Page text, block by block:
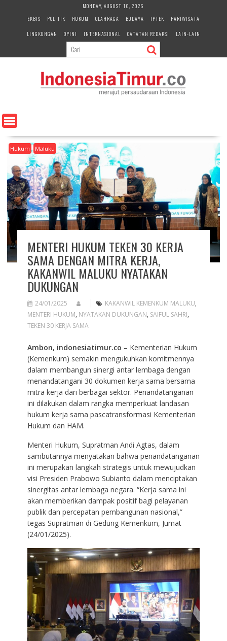
e
n
MONDAY, AUGUST 10, 2026
EKBIS
POLITIK HUKUM OLAHRAGA BUDAYA IPTEK
PARIWISATA
LINGKUNGAN
OPINI INTERNASIONAL CATATAN REDAKSI LAIN-LAIN
Hukum Maluku
MENTERI HUKUM TEKEN 30 KERJA
SAMA DENGAN MITRA KERJA,
KAKANWIL MALUKU NYATAKAN
DUKUNGAN
24/01/2025 KAKANWIL KEMENKUM MALUKU,
MENTERI HUKUM, NYATAKAN DUKUNGAN, SAIFUL SAHRI,
TEKEN 30 KERJA SAMA
Ambon, indonesiatimur.co – Kementerian Hukum
(Kemenkum) semakin mengukuhkan komitmennya
dalam membangun sinergi antar lembaga dengan
menandatangani 30 dokumen kerja sama bersama
mitra kerja dari berbagai sektor. Penandatanganan
ini dilakukan dalam rangka memperkuat landasan
hukum kerja sama pascatransformasi Kementerian
Hukum dan HAM.
Menteri Hukum, Supratman Andi Agtas, dalam
sambutannya menyatakan bahwa penandatanganan
ini merupakan langkah strategis untuk mewujudkan
visi Presiden Prabowo Subianto dalam menciptakan
sinergitas antar lembaga negara. “Kerja sama ini
akan memberikan dampak positif bagi pelayanan
publik dan percepatan pembangunan nasional,”
tegas Supratman di Gedung Kemenkum, Jumat
(24/01/2025).